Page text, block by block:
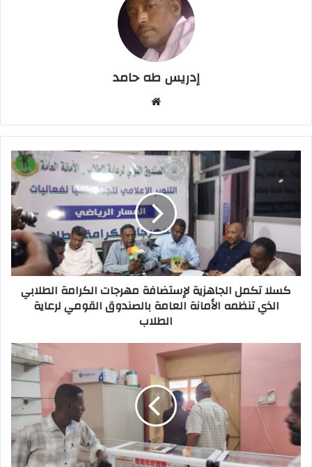
إدريس طه حامد
ق
ع
ا
ل
و
ي
ب
كسلا تكمل الجاهزية لإستضافة مهرجات الكرامة الطلابي
الذي تنظمه الأمانة العامة بالصندوق القومي لرعاية
الطلاب